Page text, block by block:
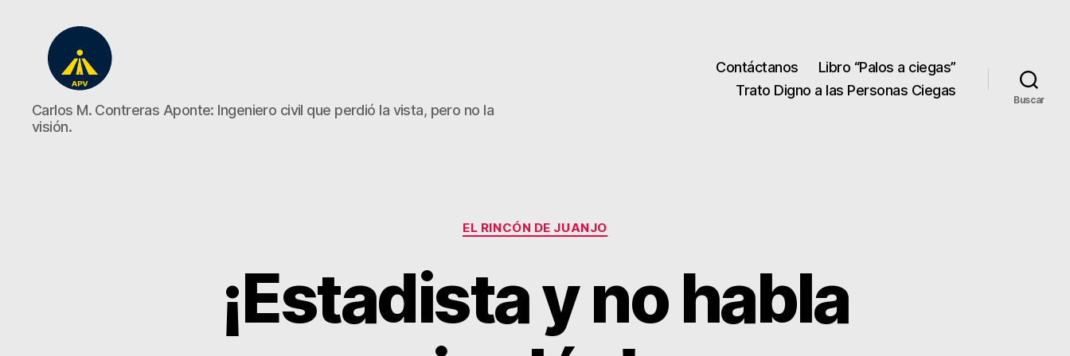
A
Plena
Vista
Carlos M. Contreras Aponte: Ingeniero civil que perdió la vista, pero no la
visión.
Contáctanos
Libro “Palos a ciegas”
Trato Digno a las Personas Ciegas
Buscar
Categorías
EL RINCÓN DE JUANJO
¡Estadista y no habla